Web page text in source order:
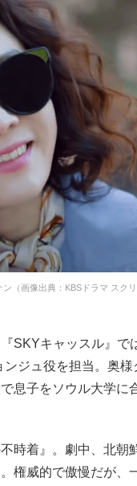
（画像出典：KBSドラマ スクリ
SKYキャッスル』で
ジュ役を担当。奥
息子をソウル大学に
時着』。劇中、北朝
権威的で傲慢だが、